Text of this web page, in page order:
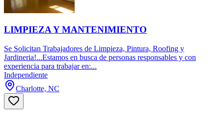
LIMPIEZA Y MANTENIMIENTO
Se Solicitan Trabajadores de Limpieza, Pintura, Roofing y
Jardineria!...Estamos en busca de personas responsables y con
experiencia para trabajar en:...
Independiente
Charlotte, NC